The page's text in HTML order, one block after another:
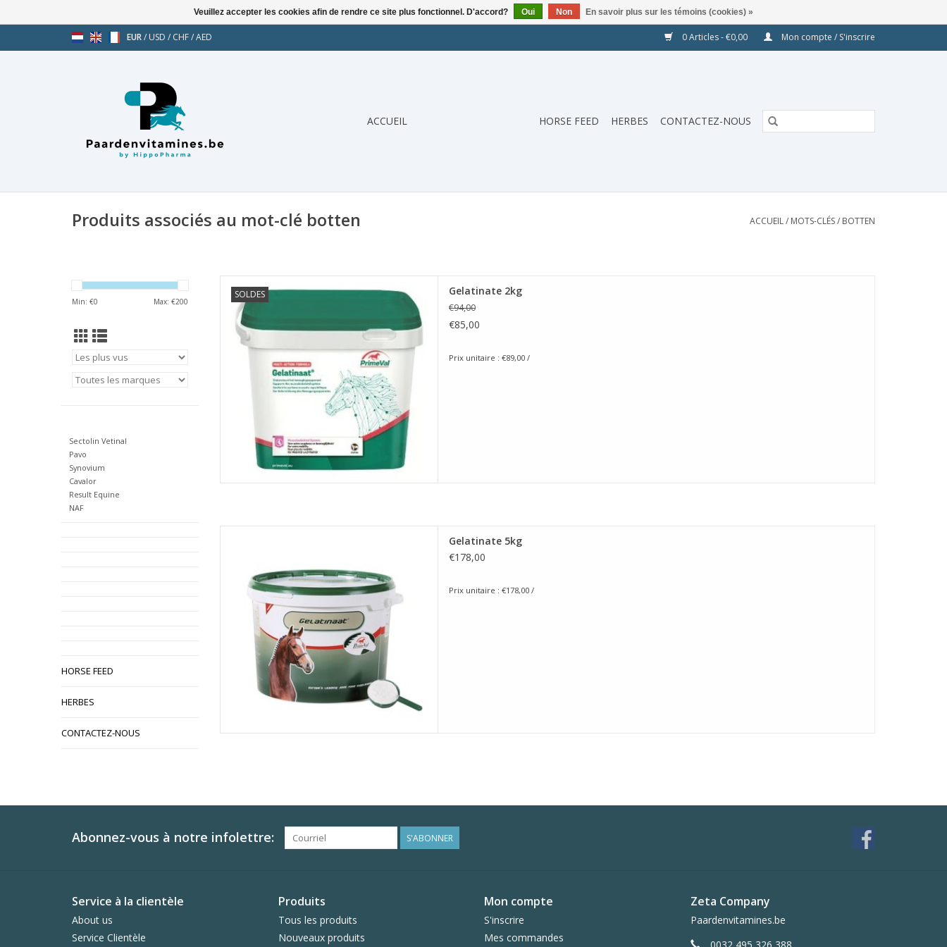
EUR/ USD / CHF/AED 0 Articles - €0,00 Mon compte / S'inscrire
ACCUEIL HORSE FEED HERBES CONTACTEZ-NOUS
Produits associés au mot-clé botten ACCUEIL/ MOTS-CLÉS/ BOTTEN
Min: €0 Max: €200
Sectolin Vetinal
Pavo
Synovium
Cavalor
Result Equine
NAF
HORSE FEED
HERBES
CONTACTEZ-NOUS
SOLDES Gelatinate 2kg
€94,00
€85,00
Prix unitaire : €89,00 /
Gelatinate 5kg
€178,00
Prix unitaire : €178,00 /
Abonnez-vous à notre infolettre: S'ABONNER
Service à la clientèle
About us
Service Clientèle
Produits
Tous les produits
Nouveaux produits
Mon compte
S'inscrire
Mes commandes
Zeta Company
Paardenvitamines.be
Veuillez accepter les cookies afin de rendre ce site plus fonctionnel. D'accord? Oui Non En savoir plus sur les témoins (cookies) »